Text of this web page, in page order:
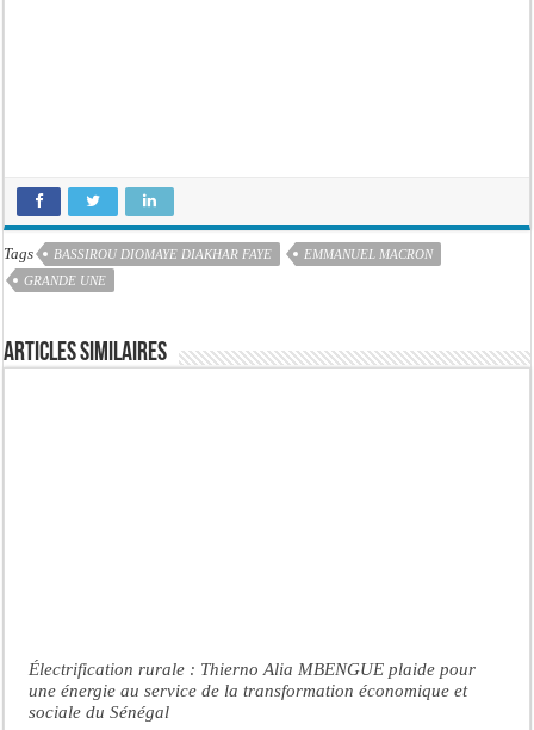
Tags BASSIROU DIOMAYE DIAKHAR FAYE
EMMANUEL MACRON
GRANDE UNE
Articles similaires
Électrification rurale : Thierno Alia MBENGUE plaide pour
une énergie au service de la transformation économique et
sociale du Sénégal